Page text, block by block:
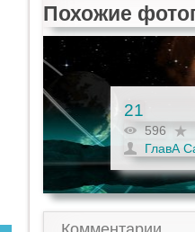
Похожие
21
596
ГлавА